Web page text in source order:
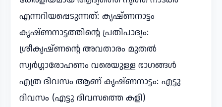
എന്നറിയപ്പെടുന്നത്: കൃഷ്ണനാട്ടം
കൃഷ്ണനാട്ടത്തിന്റെ പ്രതിപാദ്യം:
ശ്രീകൃഷ്ണന്റെ അവതാരം മുതൽ
സ്വർഗ്ഗാരോഹണം വരെയുള്ള ഭാഗങ്ങൾ
എത്ര ദിവസം ആണ് കൃഷ്ണനാട്ടം: എട്ടു
ദിവസം (എട്ടു ദിവസത്തെ കളി)